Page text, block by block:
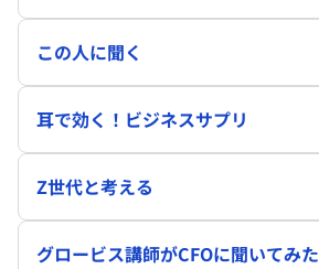
この人に聞く
耳で効く！ビジネスサプリ
Z世代と考える
グロービス講師がCFOに聞いてみた